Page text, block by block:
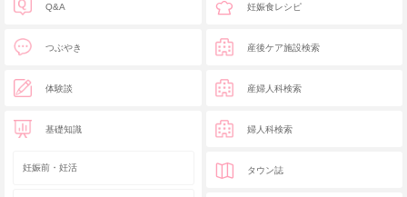
Q&A
つぶやき
体験談
基礎知識
妊娠前・妊活
妊娠食レシピ
産後ケア施設検索
産婦人科検索
婦人科検索
タウン誌